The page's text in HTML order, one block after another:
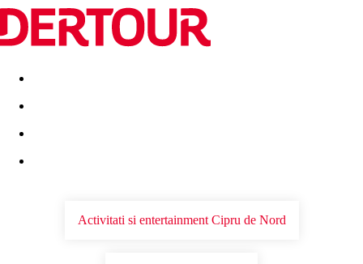
Destinatii Vacanta perfecta OFERTE DE NERATAT
Activitati si entertainment Cipru de Nord